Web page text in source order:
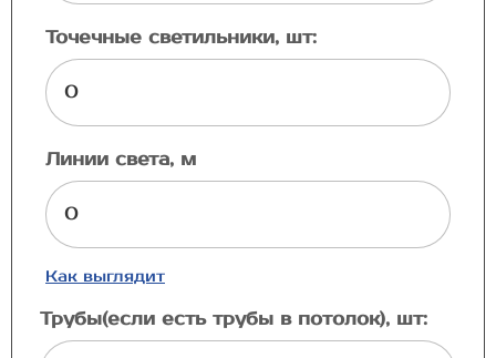
Точечные светильники, шт:
Линии света, м
Как выглядит
Трубы(если есть трубы в потолок), шт: